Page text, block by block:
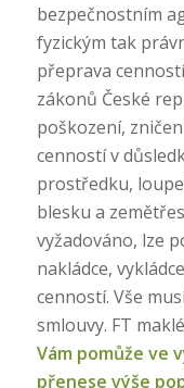
bezpečnostním
fyzickým tak
přeprava
zákonů České
poškození,
cenností v
prostředku,
blesku a
vyžadováno, lze
nakládce,
cenností. Vše
smlouvy. FT
Vám pomůže ve
přenese výše